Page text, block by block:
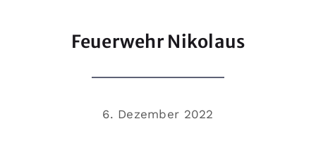
Feuerwehr Nikolaus
6. Dezember 2022